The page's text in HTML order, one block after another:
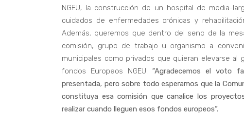
NGEU, la construcción de un hospital de media-
cuidados de enfermedades crónicas y
Además, queremos que dentro del seno de la
comisión, grupo de trabajo u organismo a
municipales como privados que quieran elevarse al
fondos Europeos NGEU. “Agradecemos el voto
presentada, pero sobre todo esperamos que la
constituya esa comisión que canalice los
realizar cuando lleguen esos fondos europeos”.